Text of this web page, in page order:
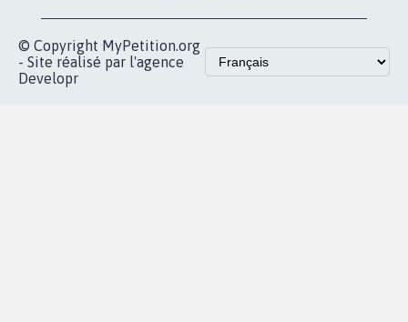
© Copyright MyPetition.org
- Site réalisé par l'agence
Developr